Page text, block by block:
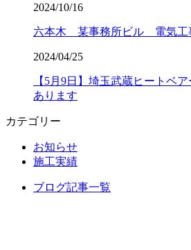
2024/10/16
六本木 某事務所ビル 電気工
2024/04/25
【5月9日】埼玉武蔵ヒートベ
あります
カテゴリー
お知らせ
施工実績
ブログ記事一覧